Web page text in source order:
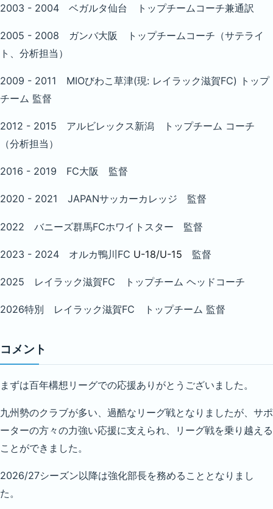
2003 - 2004 ベガルタ仙台 トップチームコーチ兼通訳
2005 - 2008 ガンバ大阪 トップチームコーチ（サテライ
ト、分析担当）
2009 - 2011 MIOびわこ草津(現: レイラック滋賀FC) トップ
チーム 監督
2012 - 2015 アルビレックス新潟 トップチーム コーチ
（分析担当）
2016 - 2019 FC大阪 監督
2020 - 2021 JAPANサッカーカレッジ 監督
2022 バニーズ群馬FCホワイトスター 監督
2023 - 2024 オルカ鴨川FC U-18/U-15 監督
2025 レイラック滋賀FC トップチーム ヘッドコーチ
2026特別 レイラック滋賀FC トップチーム 監督
コメント
まずは百年構想リーグでの応援ありがとうございました。
九州勢のクラブが多い、過酷なリーグ戦となりましたが、サポ
ーターの方々の力強い応援に支えられ、リーグ戦を乗り越える
ことができました。
2026/27シーズン以降は強化部長を務めることとなりまし
た。